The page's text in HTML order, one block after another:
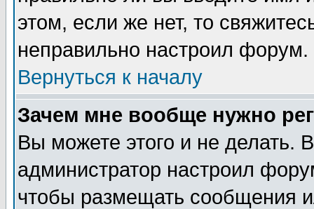
этом, если же нет, то
неправильно настроил форум.
Вернуться к началу
Зачем мне вообще нужно
Вы можете этого и не делать.
администратор настроил
чтобы размещать сообщения